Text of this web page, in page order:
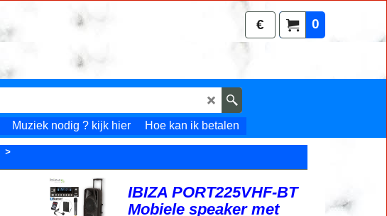
0
€
Muziek nodig ? kijk hier Hoe kan ik betalen
>
IBIZA PORT225VHF-BT
Mobiele speaker met